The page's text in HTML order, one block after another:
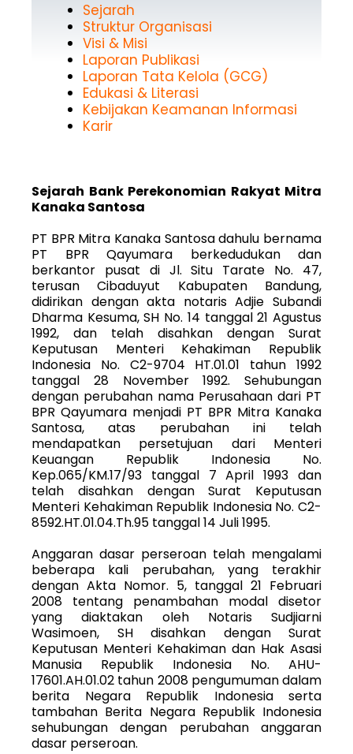
Sejarah
Struktur Organisasi
Visi & Misi
Laporan Publikasi
Laporan Tata Kelola (GCG)
Edukasi & Literasi
Kebijakan Keamanan Informasi
Karir
Sejarah Bank Perekonomian Rakyat Mitra
Kanaka Santosa
PT BPR Mitra Kanaka Santosa dahulu bernama
PT BPR Qayumara berkedudukan dan
berkantor pusat di Jl. Situ Tarate No. 47,
terusan Cibaduyut Kabupaten Bandung,
didirikan dengan akta notaris Adjie Subandi
Dharma Kesuma, SH No. 14 tanggal 21 Agustus
1992, dan telah disahkan dengan Surat
Keputusan Menteri Kehakiman Republik
Indonesia No. C2-9704 HT.01.01 tahun 1992
tanggal 28 November 1992. Sehubungan
dengan perubahan nama Perusahaan dari PT
BPR Qayumara menjadi PT BPR Mitra Kanaka
Santosa, atas perubahan ini telah
mendapatkan persetujuan dari Menteri
Keuangan Republik Indonesia No.
Kep.065/KM.17/93 tanggal 7 April 1993 dan
telah disahkan dengan Surat Keputusan
Menteri Kehakiman Republik Indonesia No. C2-
8592.HT.01.04.Th.95 tanggal 14 Juli 1995.
Anggaran dasar perseroan telah mengalami
beberapa kali perubahan, yang terakhir
dengan Akta Nomor. 5, tanggal 21 Februari
2008 tentang penambahan modal disetor
yang diaktakan oleh Notaris Sudjiarni
Wasimoen, SH disahkan dengan Surat
Keputusan Menteri Kehakiman dan Hak Asasi
Manusia Republik Indonesia No. AHU-
17601.AH.01.02 tahun 2008 pengumuman dalam
berita Negara Republik Indonesia serta
tambahan Berita Negara Republik Indonesia
sehubungan dengan perubahan anggaran
dasar perseroan.